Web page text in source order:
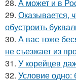
28. А может и в
29. Оказывается,
обустроить
30. А вас тоже
не съезжает из
31. У корейцев
32. Условие одно: